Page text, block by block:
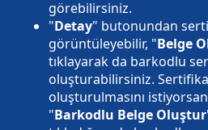
görebilirsiniz.
"Detay" butonundan
görüntüleyebilir, "Belge
tıklayarak da barkodlu
oluşturabilirsiniz.
oluşturulmasını
"Barkodlu Belge Oluştur